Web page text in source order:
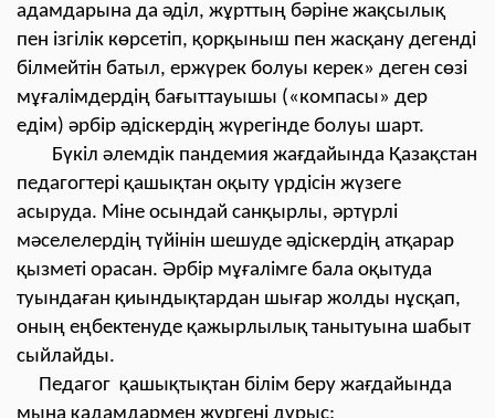
адамдарына да әділ, жұрттың бәріне жақсылық
пен ізгілік көрсетіп, қорқыныш пен жасқану дегенді
білмейтін батыл, ержүрек болуы керек» деген сөзі
мұғалімдердің бағыттауышы («компасы» дер
едім) әрбір әдіскердің жүрегінде болуы шарт.
Бүкіл әлемдік пандемия жағдайында Қазақстан
педагогтері қашықтан оқыту үрдісін жүзеге
асыруда. Міне осындай санқырлы, әртүрлі
мәселелердің түйінін шешуде әдіскердің атқарар
қызметі орасан. Әрбір мұғалімге бала оқытуда
туындаған қиындықтардан шығар жолды нұсқап,
оның еңбектенуде қажырлылық танытуына шабыт
сыйлайды.
Педагог қашықтықтан білім беру жағдайында